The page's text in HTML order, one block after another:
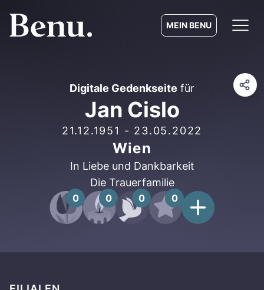
MEIN BENU
Digitale Gedenkseite für
Jan Cislo
21.12.1951 - 23.05.2022
Wien
In Liebe und Dankbarkeit
Die Trauerfamilie
0 0 0 0